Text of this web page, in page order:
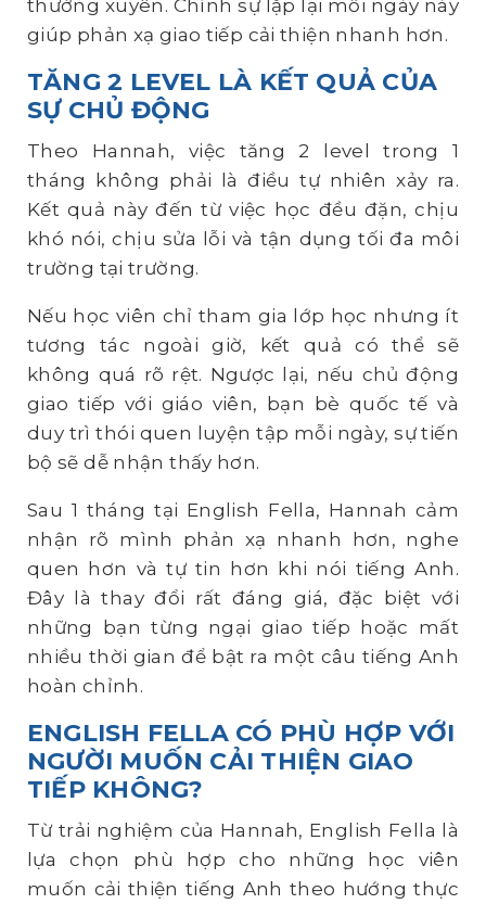
thường xuyên. Chính sự lặp lại mỗi ngày này
giúp phản xạ giao tiếp cải thiện nhanh hơn.
TĂNG 2 LEVEL LÀ KẾT QUẢ CỦA
SỰ CHỦ ĐỘNG
Theo Hannah, việc tăng 2 level trong 1
tháng không phải là điều tự nhiên xảy ra.
Kết quả này đến từ việc học đều đặn, chịu
khó nói, chịu sửa lỗi và tận dụng tối đa môi
trường tại trường.
Nếu học viên chỉ tham gia lớp học nhưng ít
tương tác ngoài giờ, kết quả có thể sẽ
không quá rõ rệt. Ngược lại, nếu chủ động
giao tiếp với giáo viên, bạn bè quốc tế và
duy trì thói quen luyện tập mỗi ngày, sự tiến
bộ sẽ dễ nhận thấy hơn.
Sau 1 tháng tại English Fella, Hannah cảm
nhận rõ mình phản xạ nhanh hơn, nghe
quen hơn và tự tin hơn khi nói tiếng Anh.
Đây là thay đổi rất đáng giá, đặc biệt với
những bạn từng ngại giao tiếp hoặc mất
nhiều thời gian để bật ra một câu tiếng Anh
hoàn chỉnh.
ENGLISH FELLA CÓ PHÙ HỢP VỚI
NGƯỜI MUỐN CẢI THIỆN GIAO
TIẾP KHÔNG?
Từ trải nghiệm của Hannah, English Fella là
lựa chọn phù hợp cho những học viên
muốn cải thiện tiếng Anh theo hướng thực